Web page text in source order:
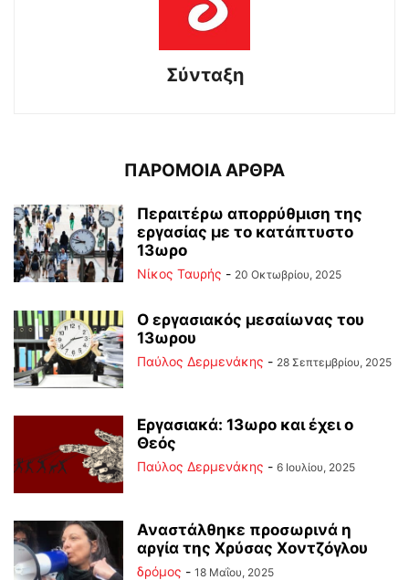
Σύνταξη
ΠΑΡΟΜΟΙΑ ΑΡΘΡΑ
Περαιτέρω απορρύθμιση της
εργασίας με το κατάπτυστο
13ωρο
Νίκος Ταυρής - 20 Οκτωβρίου, 2025
Ο εργασιακός μεσαίωνας του
13ωρου
Παύλος Δερμενάκης - 28 Σεπτεμβρίου, 2025
Εργασιακά: 13ωρο και έχει ο
Θεός
Παύλος Δερμενάκης - 6 Ιουλίου, 2025
Αναστάλθηκε προσωρινά η
αργία της Χρύσας Χοντζόγλου
δρόμος - 18 Μαΐου, 2025